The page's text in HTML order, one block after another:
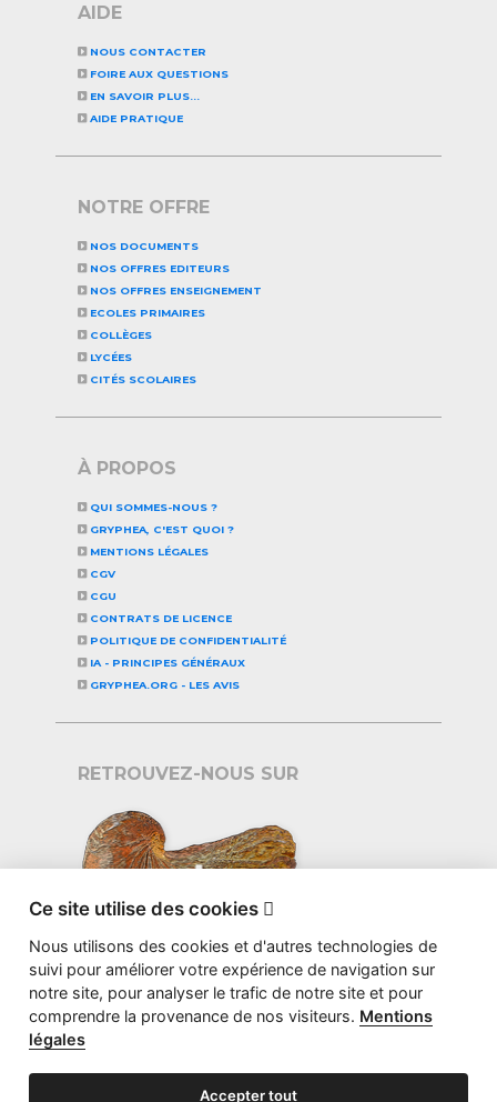
AIDE
NOUS CONTACTER
FOIRE AUX QUESTIONS
EN SAVOIR PLUS...
AIDE PRATIQUE
NOTRE OFFRE
NOS DOCUMENTS
NOS OFFRES EDITEURS
NOS OFFRES ENSEIGNEMENT
ECOLES PRIMAIRES
COLLÈGES
LYCÉES
CITÉS SCOLAIRES
À PROPOS
QUI SOMMES-NOUS ?
GRYPHEA, C'EST QUOI ?
MENTIONS LÉGALES
CGV
CGU
CONTRATS DE LICENCE
POLITIQUE DE CONFIDENTIALITÉ
IA - PRINCIPES GÉNÉRAUX
GRYPHEA.ORG - LES AVIS
RETROUVEZ-NOUS SUR
Ce site utilise des cookies 
Nous utilisons des cookies et d'autres technologies de
suivi pour améliorer votre expérience de navigation sur
notre site, pour analyser le trafic de notre site et pour
comprendre la provenance de nos visiteurs. Mentions
légales
Accepter tout